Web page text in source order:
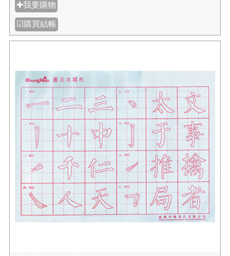
✚我要購物
☑購買結帳